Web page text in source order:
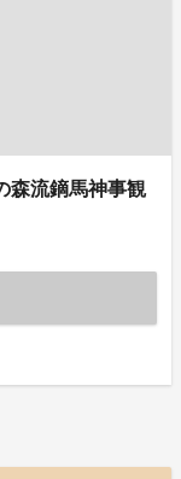
森流鏑馬神事観